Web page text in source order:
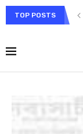
TOP POSTS